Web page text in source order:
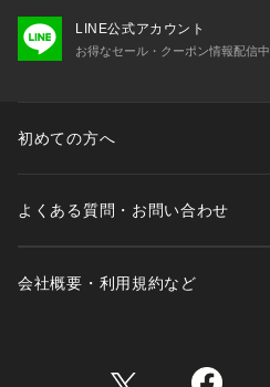
LINE公式アカウント
お得なセール・クーポン情報配信中
初めての方へ
よくある質問・お問い合わせ
会社概要・利用規約など